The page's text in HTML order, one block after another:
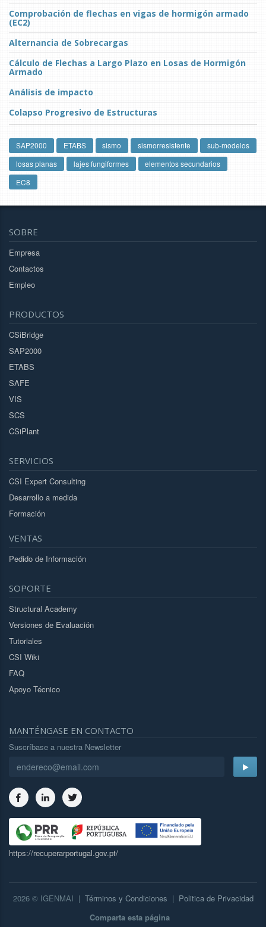
Comprobación de flechas en vigas de hormigón armado
(EC2)
Alternancia de Sobrecargas
Cálculo de Flechas a Largo Plazo en Losas de Hormigón
Armado
Análisis de impacto
Colapso Progresivo de Estructuras
SAP2000 ETABS sismo sismorresistente
sub-modelos
losas planas
lajes fungiformes
elementos secundarios
EC8
SOBRE
Empresa
Contactos
Empleo
PRODUCTOS
CSiBridge
SAP2000
ETABS
SAFE
VIS
SCS
CSiPlant
SERVICIOS
CSI Expert Consulting
Desarrollo a medida
Formación
VENTAS
Pedido de Información
SOPORTE
Structural Academy
Versiones de Evaluación
Tutoriales
CSI Wiki
FAQ
Apoyo Técnico
MANTÉNGASE EN CONTACTO
Suscríbase a nuestra Newsletter
https://recuperarportugal.gov.pt/
2026 © IGENMAI | Términos y Condiciones | Politica de Privacidad
Comparta esta página